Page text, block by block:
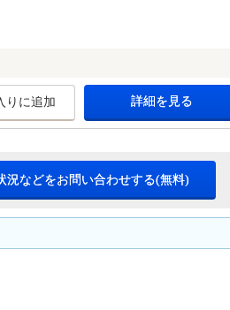
りに追加 詳細を見る
況などをお問い合わせする(無料)